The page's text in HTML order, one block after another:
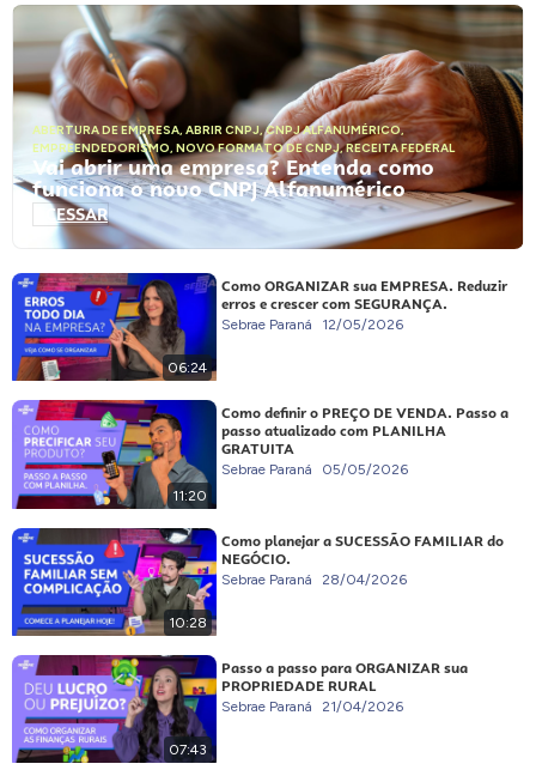
ABERTURA DE EMPRESA, ABRIR CNPJ,CNPJ ALFANUMÉRICO,
EMPREENDEDORISMO, NOVO FORMATO DE CNPJ,RECEITA FEDERAL
Vai abrir uma empresa? Entenda como
funciona o novo CNPJ Alfanumérico
ACESSAR
06:24
Como ORGANIZAR sua EMPRESA. Reduzir
erros e crescer com SEGURANÇA.
Sebrae Paraná 12/05/2026
11:20
Como definir o PREÇO DE VENDA. Passo a
passo atualizado com PLANILHA
GRATUITA
Sebrae Paraná 05/05/2026
10:28
Como planejar a SUCESSÃO FAMILIAR do
NEGÓCIO.
Sebrae Paraná 28/04/2026
07:43
Passo a passo para ORGANIZAR sua
PROPRIEDADE RURAL
Sebrae Paraná 21/04/2026